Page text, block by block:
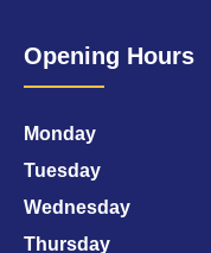
Opening Hours
Monday
Tuesday
Wednesday
Thursday